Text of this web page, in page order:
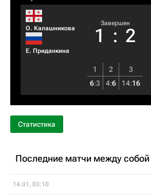
О. Калашникова
Е. Приданкина
Завершен
1 : 2
1 2
3
6:3 4:6 14:16
Статистика
Последние матчи между собой
14.01, 03:10